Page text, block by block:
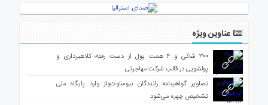
عناوین ویژه
۳۰۰ شاکی و ۴ همت پول از دست رفته؛ کلاهبرداری و
پولشویی در قالب شرکت مهاجرتی
تصاویر گواهینامه رانندگان نیوساوت‌ولز وارد پایگاه ملی
تشخیص چهره می‌شود